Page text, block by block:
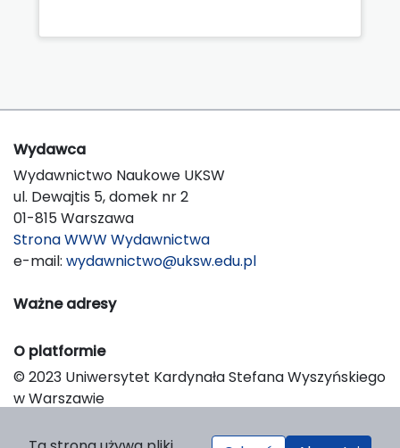
Wydawca
Wydawnictwo Naukowe UKSW
ul. Dewajtis 5, domek nr 2
01-815 Warszawa
Strona WWW Wydawnictwa
e-mail: wydawnictwo@uksw.edu.pl
Ważne adresy
O platformie
© 2023 Uniwersytet Kardynała Stefana Wyszyńskiego
w Warszawie
Platform & Workflow by OJS/PKP